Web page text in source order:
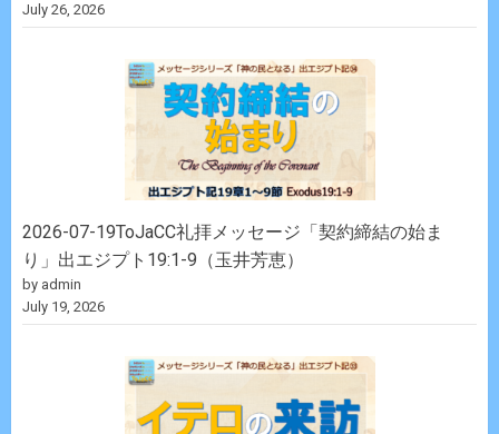
July 26, 2026
2026-07-19ToJaCC礼拝メッセージ「契約締結の始ま
り」出エジプト19:1-9（玉井芳恵）
by admin
July 19, 2026